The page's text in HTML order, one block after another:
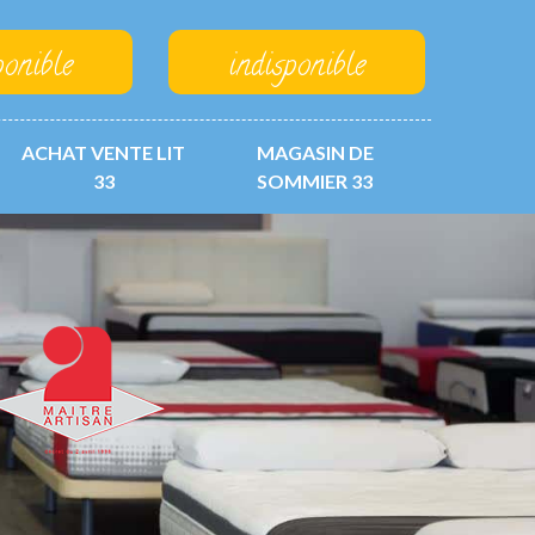
indisponible
ACHAT VENTE LIT
33
MAGASIN DE
SOMMIER 33